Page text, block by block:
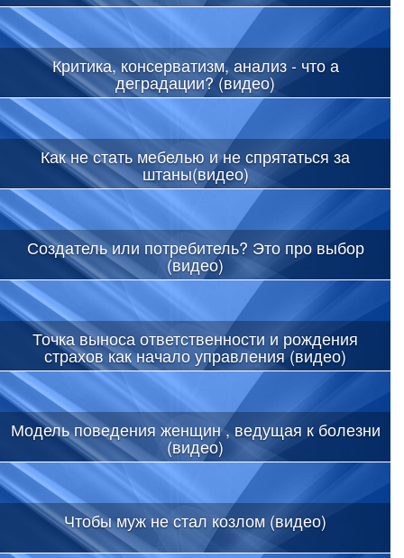
Критика, консерватизм, анализ - что а
деградации? (видео)
Как не стать мебелью и не спрятаться за
штаны(видео)
Создатель или потребитель? Это про выбор
(видео)
Точка выноса ответственности и рождения
страхов как начало управления (видео)
Модель поведения женщин , ведущая к болезни
(видео)
Чтобы муж не стал козлом (видео)